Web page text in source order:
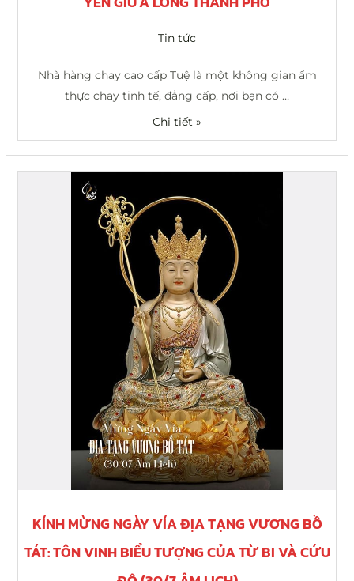
Tin tức
Nhà hàng chay cao cấp Tuệ là một không gian ẩm
thực chay tinh tế, đẳng cấp, nơi bạn có …
Chi tiết »
KÍNH MỪNG NGÀY VÍA ĐỊA TẠNG VƯƠNG BỒ
TÁT: TÔN VINH BIỂU TƯỢNG CỦA TỪ BI VÀ CỨU
mừng
ngày
vía
Địa
Tạng
Vương
Bồ
Tát:
Tôn
vinh
biểu
tượng
của
từ
bi
cứu
độ